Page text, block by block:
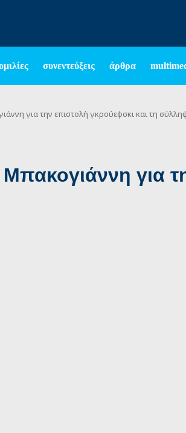
συνεντεύξεις άρθρα
για την επιστολή γκρούεφσκι και τη
για